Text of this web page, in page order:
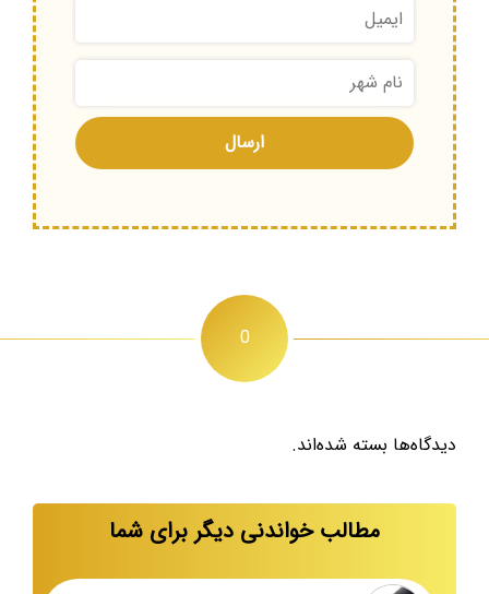
0
دیدگاه‌ها بسته شده‌اند.
مطالب خواندنی دیگر برای شما